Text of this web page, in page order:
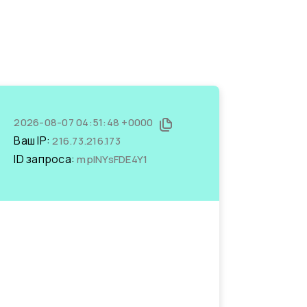
2026-08-07 04:51:48 +0000
Ваш IP:216.73.216.173
ID запроса:mpINYsFDE4Y1